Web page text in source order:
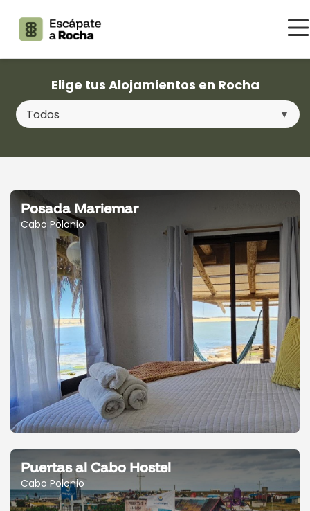
Elige tus Alojamientos en Rocha
Posada Mariemar
Cabo Polonio
Puertas al Cabo Hostel
Cabo Polonio